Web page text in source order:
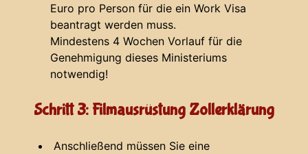
Euro pro Person für die ein Work Visa
beantragt werden muss.
Mindestens 4 Wochen Vorlauf für die
Genehmigung dieses Ministeriums
notwendig!
Schritt 3: Filmausrüstung Zollerklärung
Anschließend müssen Sie eine